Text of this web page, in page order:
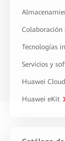
Tecnologías
Servicios y
Huawei Cloud
Huawei eKit